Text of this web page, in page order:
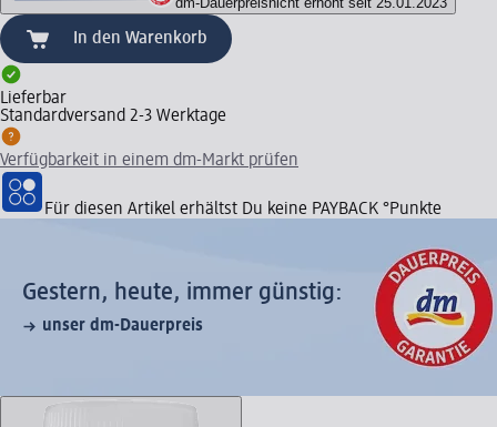
In den Warenkorb
Lieferbar
Standardversand 2-3 Werktage
Verfügbarkeit in einem dm-Markt prüfen
Für diesen Artikel erhältst Du keine PAYBACK °Punkte
Gestern, heute, immer günstig:
unser dm-Dauerpreis